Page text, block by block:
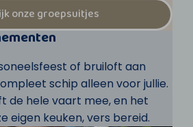
onze groepsuitjes
of bruiloft aan
schip alleen voor jullie.
de hele vaart mee, en het
eigen keuken, vers bereid.